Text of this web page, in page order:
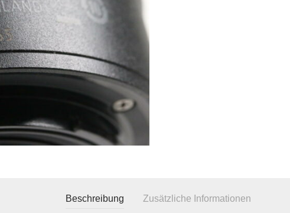
Beschreibung Zusätzliche Informationen